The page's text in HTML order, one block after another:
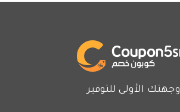
وجهتك الأولى للتوفير